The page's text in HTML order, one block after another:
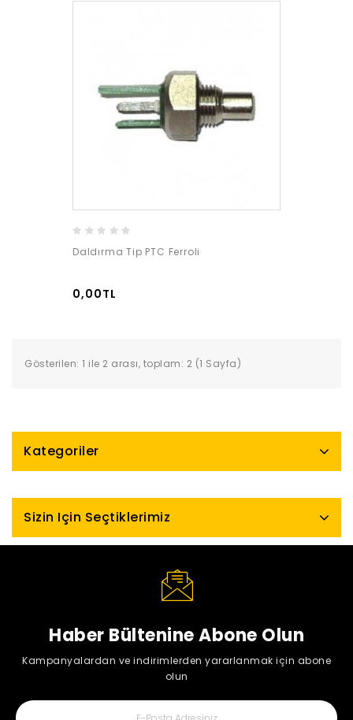
Daldırma Tip PTC Ferroli
0,00TL
Gösterilen: 1 ile 2 arası, toplam: 2 (1 Sayfa)
Kategoriler
Sizin Için Seçtiklerimiz
Haber Bültenine Abone Olun
Kampanyalardan ve indirimlerden yararlanmak için abone
olun